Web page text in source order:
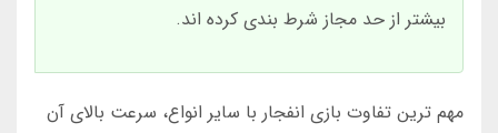
بیشتر از حد مجاز شرط بندی کرده اند.
مهم ترین تفاوت بازی انفجار با سایر انواع، سرعت بالای آن